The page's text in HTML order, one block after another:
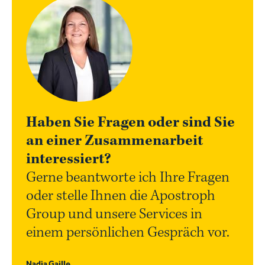
Haben Sie Fragen oder sind Sie
an einer Zusammenarbeit
interessiert?
Gerne beantworte ich Ihre Fragen
oder stelle Ihnen die Apostroph
Group und unsere Services in
einem persönlichen Gespräch vor.